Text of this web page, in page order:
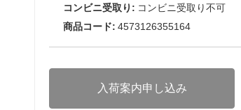
コンビニ受取り: コンビニ受取り不可
商品コード: 4573126355164
入荷案内申し込み